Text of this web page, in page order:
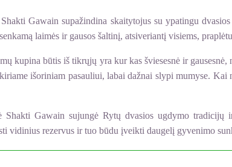
Gawain supažindina skaitytojus su ypatingu
laimės ir gausos šaltinį, atsiveriantį visiems,
kupina būtis iš tikrųjų yra kur kas šviesesnė ir
išoriniam pasauliui, labai dažnai slypi mumyse.
Shakti Gawain sujungė Rytų dvasios ugdymo tradicijų
vidinius rezervus ir tuo būdu įveikti daugelį gyvenimo